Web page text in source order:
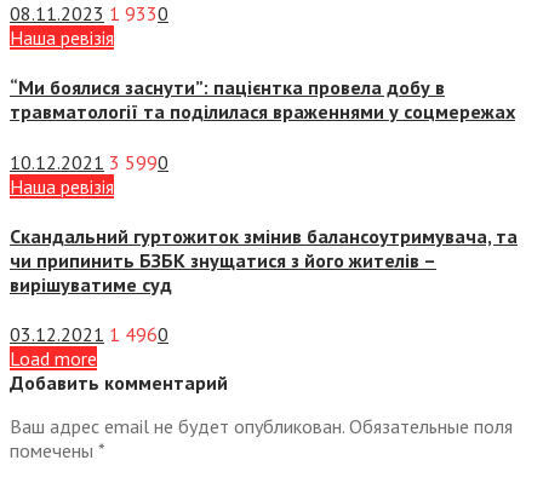
08.11.2023 1 9330
Наша ревізія
“Ми боялися заснути”: пацієнтка провела добу в
травматології та поділилася враженнями у соцмережах
10.12.2021 3 5990
Наша ревізія
Скандальний гуртожиток змінив балансоутримувача, та
чи припинить БЗБК знущатися з його жителів –
вирішуватиме суд
03.12.2021 1 4960
Load more
Добавить комментарий
Ваш адрес email не будет опубликован. Обязательные поля
помечены *